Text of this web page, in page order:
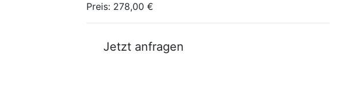
Preis: 278,00 €
Jetzt anfragen